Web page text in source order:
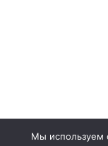
125009, г.
Мы используем